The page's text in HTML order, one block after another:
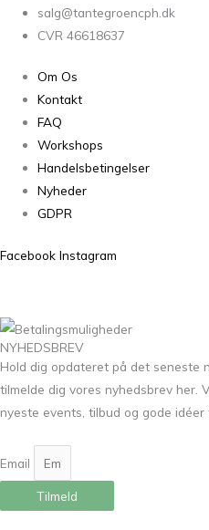
salg@tantegroencph.dk
CVR 46618637
Om Os
Kontakt
FAQ
Workshops
Handelsbetingelser
Nyheder
GDPR
Facebook Instagram
NYHEDSBREV
Hold dig opdateret på det seneste
tilmelde dig vores nyhedsbrev her.
nyeste events, tilbud og gode
Email
Tilmeld